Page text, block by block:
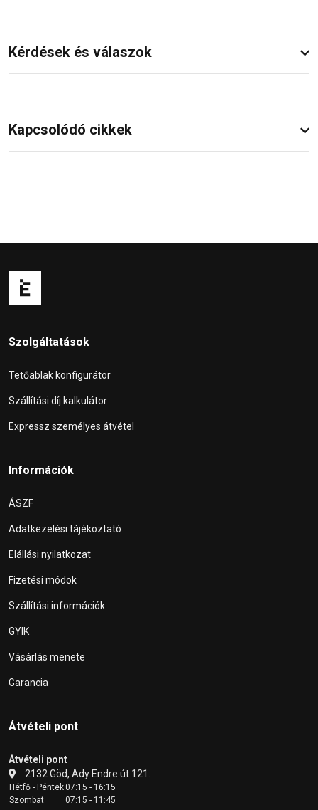
Kérdések és válaszok
Kapcsolódó cikkek
Szolgáltatások
Tetőablak konfigurátor
Szállítási díj kalkulátor
Expressz személyes átvétel
Információk
ÁSZF
Adatkezelési tájékoztató
Elállási nyilatkozat
Fizetési módok
Szállítási információk
GYIK
Vásárlás menete
Garancia
Átvételi pont
Átvételi pont
2132 Göd, Ady Endre út 121.
Hétfő - Péntek07:15 - 16:15
Szombat
07:15 - 11:45